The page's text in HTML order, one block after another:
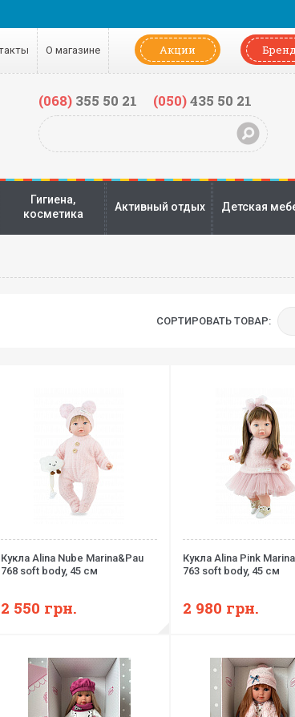
О магазине Акции
(068)355 50 21 (050)435 50 21
Гигиена,
косметика
Активный отдых Детская
СОРТИРОВАТЬ ТОВАР:
Кукла Alina Nube Marina&Pau
768 soft body, 45 см
2 550 грн.
Кукла Alina Pink
763 soft body, 45 см
2 980 грн.